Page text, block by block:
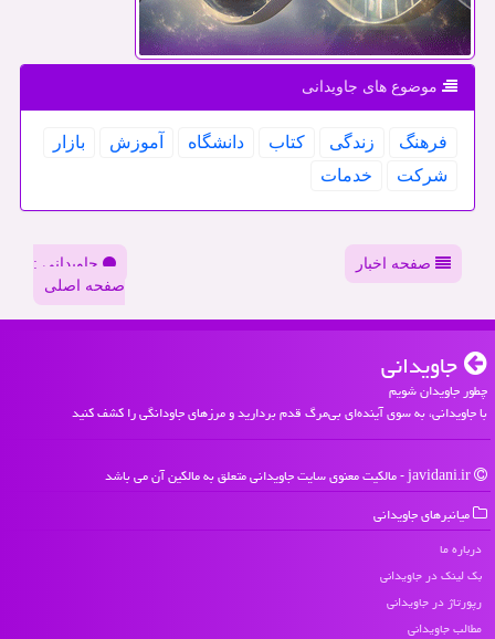
موضوع های جاویدانی
فرهنگ زندگی كتاب دانشگاه آموزش
بازار
شركت
خدمات
صفحه اخبار
جاویدانی :
صفحه اصلی
جاویدانی
چطور جاویدان شویم
با جاویدانی، به سوی آینده‌ای بی‌مرگ قدم بردارید و مرزهای جاودانگی را کشف کنید
میانبرهای جاویدانی
درباره ما
بک لینک در جاویدانی
رپورتاژ در جاویدانی
مطالب جاویدانی